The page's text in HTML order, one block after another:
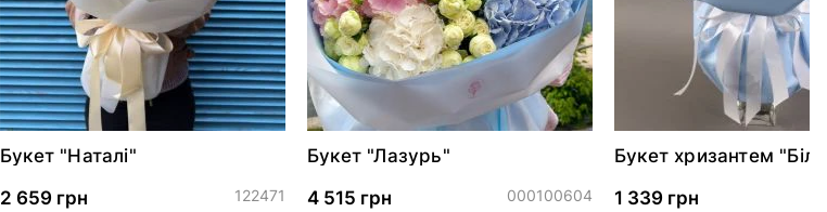
Букет "Наталі"
2 659 грн
122471
Букет "Лазурь"
4 515 грн
000100604
Букет хризантем "Біла
1 339 грн